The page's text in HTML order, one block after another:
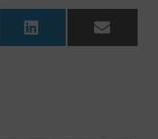
LinkedInEmail